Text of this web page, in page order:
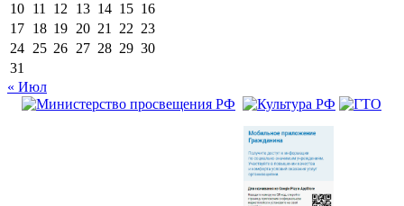
10 11 12 13 14 15 16
17 18 19 20 21 22 23
24 25 26 27 28 29 30
31
« Июл